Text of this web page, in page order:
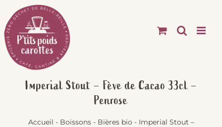
Passer
au
contenu
Imperial Stout – Fève de Cacao 33cl –
Penrose
Accueil - Boissons- Bières bio - Imperial Stout –